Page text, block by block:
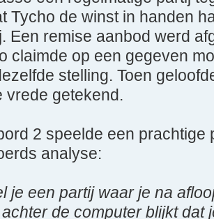
Tycho de winst in handen
Een remise aanbod werd
claimde op een gegeven
stelling. Toen
vrede getekend.
2 speelde een prachtige
analyse:
je een partij waar je na
de computer blijkt dat